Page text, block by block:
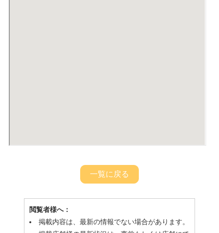
一覧に戻る
閲覧者様へ：
掲載内容は、最新の情報でない場合があります。